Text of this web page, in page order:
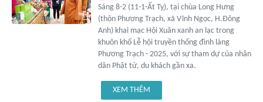
Sáng 8-2 (11-1-Ất Tỵ), tại chùa Long Hưng
(thôn Phương Trạch, xã Vĩnh Ngọc, H.Đông
Anh) khai mạc Hội Xuân xanh an lạc trong
khuôn khổ Lễ hội truyền thống đình làng
Phương Trạch - 2025, với sự tham dự của nhân
dân Phật tử, du khách gần xa.
XEM THÊM